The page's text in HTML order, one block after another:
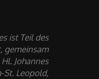
ist Teil des
gemeinsam
Johannes
St. Leopold,